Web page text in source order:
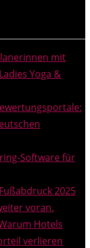
mit
Yoga &
Software für
2025
voran.
Hotels
verlieren